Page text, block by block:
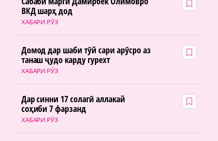
ХАБАРИ РӮЗ
ВКД шарҳ дод
ХАБАРИ РӮЗ
Домод дар шаби тӯй сари арӯсро аз
танаш ҷудо карду гурехт
ХАБАРИ РӮЗ
Дар синни 17 солагӣ аллакай
соҳиби 7 фарзанд